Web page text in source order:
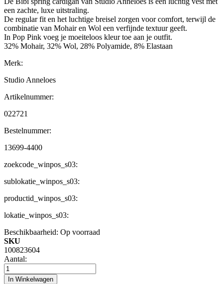
een zachte, luxe uitstraling.
De regular fit en het luchtige breisel zorgen voor comfort, terwijl de
combinatie van Mohair en Wol een verfijnde textuur geeft.
In Pop Pink voeg je moeiteloos kleur toe aan je outfit.
32% Mohair, 32% Wol, 28% Polyamide, 8% Elastaan
Merk:
Studio Anneloes
Artikelnummer:
022721
Bestelnummer:
13699-4400
zoekcode_winpos_s03:
sublokatie_winpos_s03:
productid_winpos_s03:
lokatie_winpos_s03:
Beschikbaarheid: Op voorraad
SKU
100823604
Aantal:
In Winkelwagen